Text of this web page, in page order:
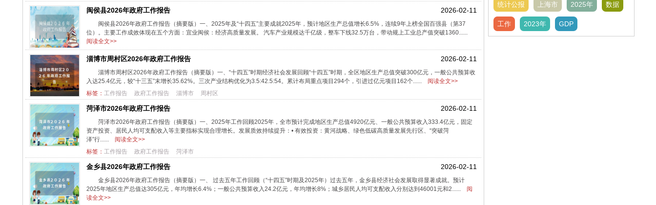
2026-02-11
闽侯县2026年政府工作报告
闽侯县2026年政府工作报告（摘要版）一、2025年及“十四五”主要成就2025年，预计地区生产总值增长6.5%，连续9年上榜全国百强县（第37
位）。主要工作成效体现在五个方面：宜业闽侯：经济高质量发展。 汽车产业规模达千亿级，整车下线32.5万台，带动规上工业总产值突破1360......
阅读全文>>
2026-02-11
淄博市周村区2026年政府工作报告
淄博市周村区2026年政府工作报告（摘要版）一、“十四五”时期经济社会发展回顾“十四五”时期，全区地区生产总值突破300亿元，一般公共预算收
入达25.4亿元，较“十三五”末增长35.62%。三次产业结构优化为3.5:42.5:54。累计布局重点项目294个，引进过亿元项目162个......
阅读全文>>
标签： 工作报告 政府工作报告 淄博市 周村区
2026-02-11
菏泽市2026年政府工作报告
菏泽市2026年政府工作报告（摘要版）一、2025年工作回顾2025年，全市预计完成地区生产总值4920亿元、一般公共预算收入333.4亿元，固定
资产投资、居民人均可支配收入等主要指标实现合理增长。发展质效持续提升：• 有效投资：黄河战略、绿色低碳高质量发展先行区、“突破菏
泽”行......
阅读全文>>
标签： 工作报告 政府工作报告 菏泽市
2026-02-11
金乡县2026年政府工作报告
金乡县2026年政府工作报告（摘要版）一、 过去五年工作回顾（“十四五”时期及2025年）过去五年，金乡县经济社会发展取得显著成就。预计
2025年地区生产总值达305亿元，年均增长6.4%；一般公共预算收入24.2亿元，年均增长8%；城乡居民人均可支配收入分别达到46001元和2......
阅
读全文>>
统计公报 上海市 2025年 数据
工作 2023年 GDP